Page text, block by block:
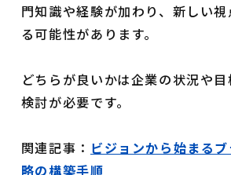
門知識や経験が加わり、新しい
る可能性があります。
どちらが良いかは企業の状況や目
検討が必要です。
関連記事： ビジョンから始まる
略の構築手順